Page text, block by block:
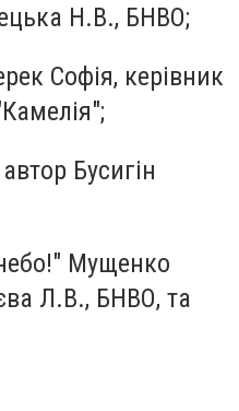
Н.В., БНВО;
Софія, керівник
Бусигін
Мущенко
Л.В., БНВО, та